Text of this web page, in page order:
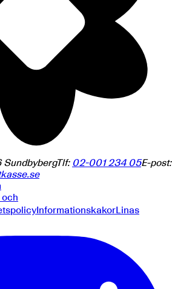
SundbybergTlf: 02-001 234 05E-post:
och
InformationskakorLinas